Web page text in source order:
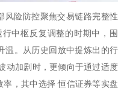
风险防控聚焦交易链路完整性
中枢反复调整的时期中，围
温。从历史回放中提炼出的行
动加剧时，更倾向于通过适度
，其中选择 恒信证券等实盘